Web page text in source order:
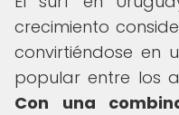
crecimiento
convirtiéndose en
popular entre los
Con una